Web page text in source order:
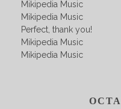
Mikipedia Music
Mikipedia Music
Perfect, thank you!
Mikipedia Music
Mikipedia Music